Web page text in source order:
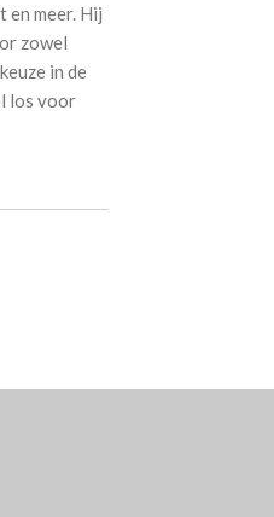
en meer. Hij
zowel
in de
los voor